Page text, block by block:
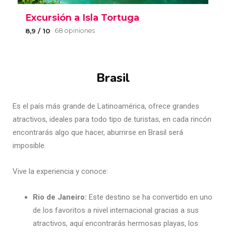
Brasil
Es el país más grande de Latinoamérica, ofrece grandes
atractivos, ideales para todo tipo de turistas, en cada rincón
encontrarás algo que hacer, aburrirse en Brasil será
imposible.
Vive la experiencia y conoce:
Rio de Janeiro: Este destino se ha convertido en uno
de los favoritos a nivel internacional gracias a sus
atractivos, aquí encontrarás hermosas playas, los